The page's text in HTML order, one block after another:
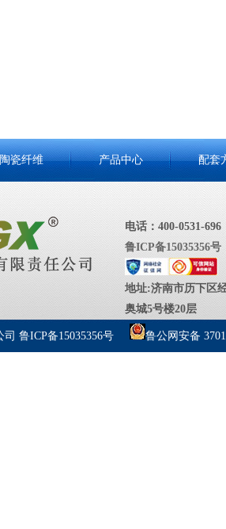
陶瓷纤维 产品中心 配套
电话：400-0531-696
鲁ICP备15035356号
地址:济南市历下区
奥城5号楼20层
司 鲁ICP备15035356号 鲁公网安备